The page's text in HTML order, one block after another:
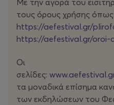
ρόλο της Γλαύκης.
Ιστορική παράσταση του
Σκηνοθεσία Αλέξης
Γιάννης Τσαρούχης •
Με την αγορά του
τους όρους χρήσης
https://aefestival.gr/
https://aefestival.gr/oroi-
Οι
σελίδες:
τα μοναδικά επίσημα
των εκδηλώσεων του